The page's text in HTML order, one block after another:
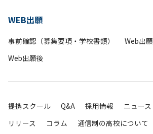
WEB出願
事前確認（募集要項・学校書類）
Web出
Web出願後
提携スクール Q&A 採用情報
ニュー
リリース
コラム 通信制の高校について